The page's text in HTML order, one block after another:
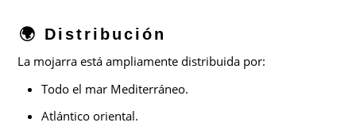
🌍 Distribución
La mojarra está ampliamente distribuida por:
Todo el mar Mediterráneo.
Atlántico oriental.